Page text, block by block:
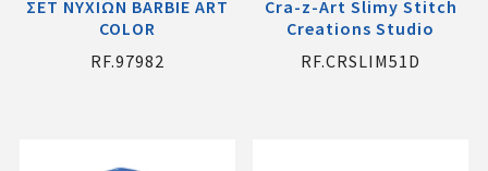
ΣΕΤ ΝΥΧΙΩΝ BARBIE ART
COLOR
RF.97982
Cra-z-Art Slimy Stitch
Creations Studio
RF.CRSLIM51D